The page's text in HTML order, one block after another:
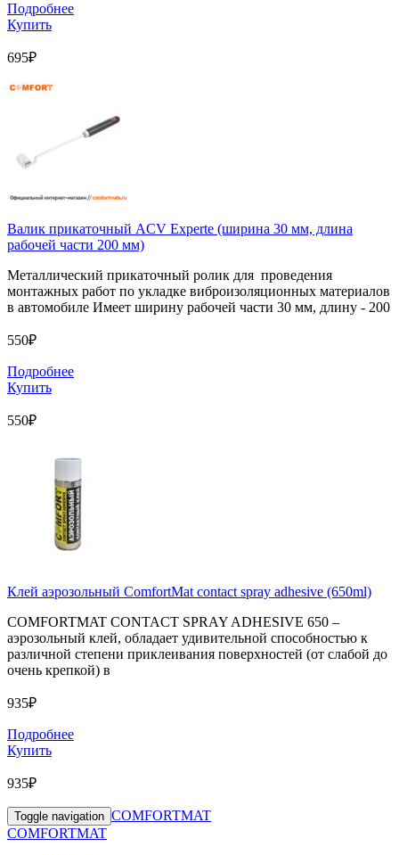
Подробнее
Купить
695₽
Валик прикаточный ACV Experte (ширина 30 мм, длина
рабочей части 200 мм)
Металлический прикаточный ролик для проведения
монтажных работ по укладке виброизоляционных материалов
в автомобиле Имеет ширину рабочей части 30 мм, длину - 200
550₽
Подробнее
Купить
550₽
Клей аэрозольный ComfortMat contact spray adhesive (650ml)
COMFORTMAT CONTACT SPRAY ADHESIVE 650 –
аэрозольный клей, обладает удивительной способностью к
различной степени приклеивания поверхностей (от слабой до
очень крепкой) в
935₽
Подробнее
Купить
935₽
Toggle navigation COMFORTMAT
COMFORTMAT